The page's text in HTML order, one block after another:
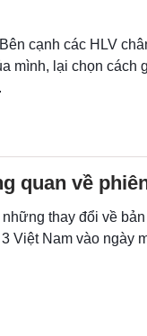
cạnh các HLV
mình, lại chọn cách
quan về
thay đổi về
Việt Nam vào ngày